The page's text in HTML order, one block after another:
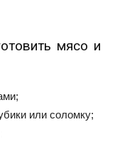
мясо и
или соломку;